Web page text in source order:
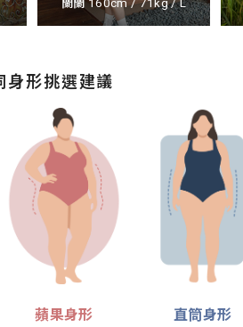
蘭蘭 160cm / 71kg / L
身形挑選建議
蘋果身形 直筒身形